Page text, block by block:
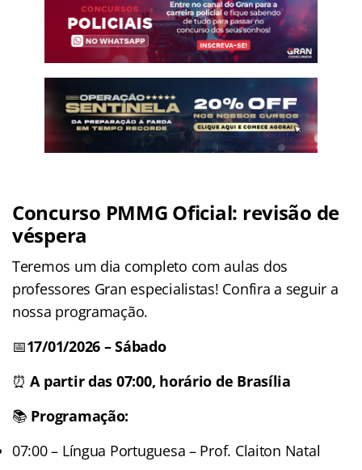
Concurso PMMG Oficial: revisão de
véspera
Teremos um dia completo com aulas dos
professores Gran especialistas! Confira a seguir a
nossa programação.
📅17/01/2026 – Sábado
⏰ A partir das 07:00, horário de Brasília
📚 Programação:
07:00 – Língua Portuguesa – Prof. Claiton Natal